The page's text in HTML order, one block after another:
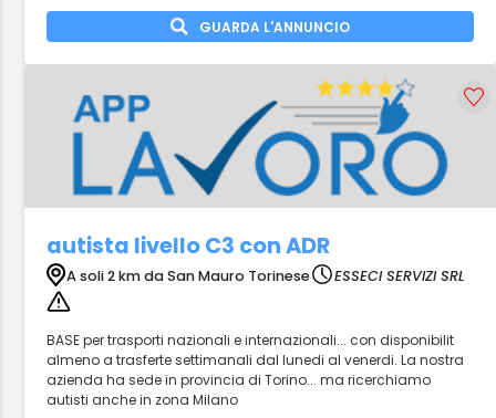
GUARDA L'ANNUNCIO
autista livello C3 con ADR
A soli 2 km da San Mauro Torinese ESSECI SERVIZI SRL
BASE per trasporti nazionali e internazionali... con disponibilit
almeno a trasferte settimanali dal lunedi al venerdi. La nostra
azienda ha sede in provincia di Torino... ma ricerchiamo
autisti anche in zona Milano